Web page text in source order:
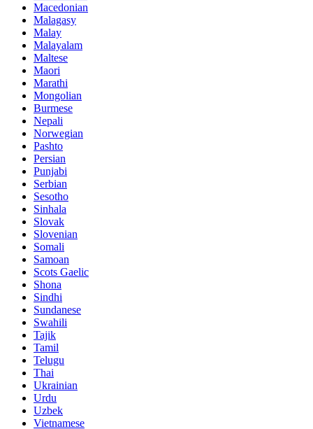
Macedonian
Malagasy
Malay
Malayalam
Maltese
Maori
Marathi
Mongolian
Burmese
Nepali
Norwegian
Pashto
Persian
Punjabi
Serbian
Sesotho
Sinhala
Slovak
Slovenian
Somali
Samoan
Scots Gaelic
Shona
Sindhi
Sundanese
Swahili
Tajik
Tamil
Telugu
Thai
Ukrainian
Urdu
Uzbek
Vietnamese